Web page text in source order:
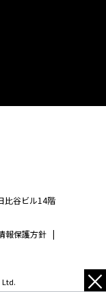
報保護方針 |
比谷ビル14階
×